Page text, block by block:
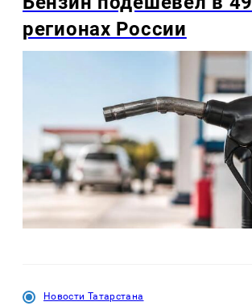
регионах России
Новости Татарстана